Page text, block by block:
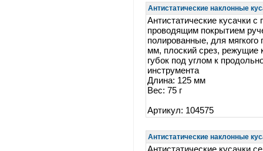
Антистатические наклонные
Антистатические кусачки с
проводящим покрытием
полированные, для мягкого
мм, плоский срез, режущие
губок под углом к
инструмента
Длина: 125 мм
Вес: 75 г
Артикул: 104575
Антистатические наклонные